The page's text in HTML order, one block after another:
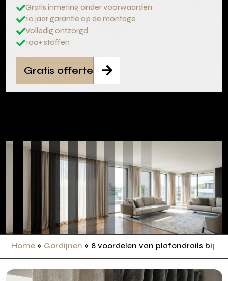
Gratis inmeting onder voorwaarden
10 jaar garantie op de montage
Volledig ontzorgd
100+ stoffen

Gratis offerte
Home » Gordijnen » 8 voordelen van plafondrails bij